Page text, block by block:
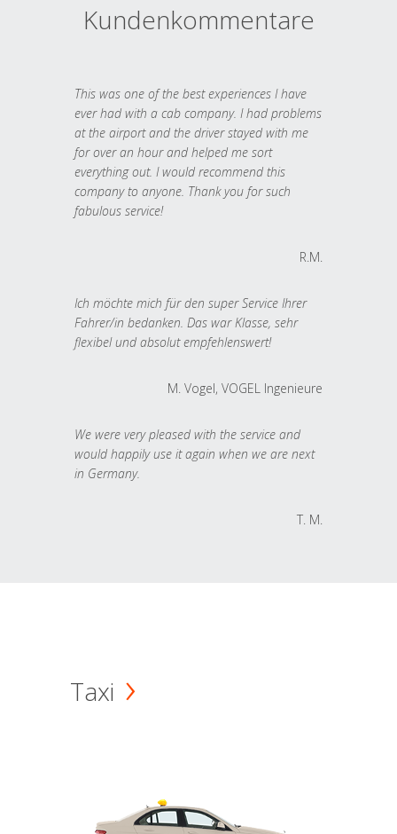
Kundenkommentare
This was one of the best experiences I have
ever had with a cab company. I had problems
at the airport and the driver stayed with me
for over an hour and helped me sort
everything out. I would recommend this
company to anyone. Thank you for such
fabulous service!
R.M.
Ich möchte mich für den super Service Ihrer
Fahrer/in bedanken. Das war Klasse, sehr
flexibel und absolut empfehlenswert!
M. Vogel, VOGEL Ingenieure
We were very pleased with the service and
would happily use it again when we are next
in Germany.
T. M.
Taxi